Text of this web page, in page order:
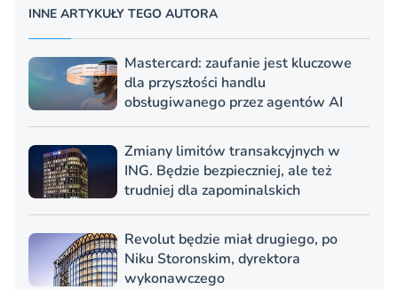
INNE ARTYKUŁY TEGO AUTORA
Mastercard: zaufanie jest kluczowe
dla przyszłości handlu
obsługiwanego przez agentów AI
Zmiany limitów transakcyjnych w
ING. Będzie bezpieczniej, ale też
trudniej dla zapominalskich
Revolut będzie miał drugiego, po
Niku Storonskim, dyrektora
wykonawczego